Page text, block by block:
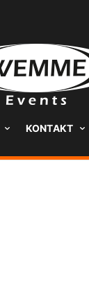
KONTAKT